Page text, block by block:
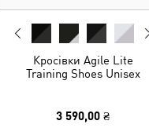
Кросівки Agile Lite
Training Shoes Unisex
3 590,00 ₴